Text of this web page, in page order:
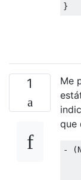
}
1
Me
que
- (